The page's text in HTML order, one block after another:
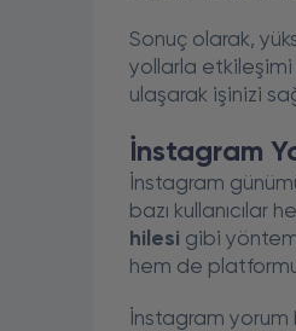
Sonuç olarak,
yollarla etkileşimi
ulaşarak işinizi
İnstagram
İnstagram
bazı kullanıcılar
hilesi gibi
hem de
İnstagram